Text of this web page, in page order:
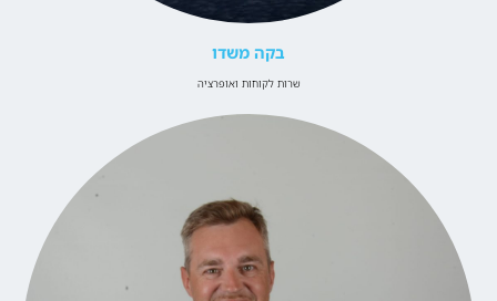
בקה משדו
שרות לקוחות ואופרציה